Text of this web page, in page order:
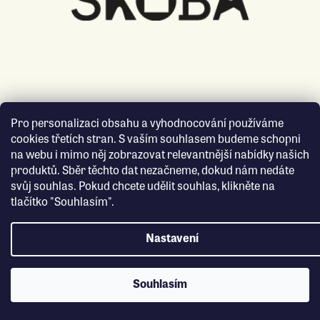
Pro personalizaci obsahu a vyhodnocování používáme
cookies třetích stran. S vaším souhlasem budeme schopni
na webu i mimo něj zobrazovat relevantnější nabídky našich
produktů. Sběr těchto dat nezačneme, dokud nám nedáte
svůj souhlas. Pokud chcete udělit souhlas, klikněte na
tlačítko "Souhlasím".
Nastavení
Souhlasím